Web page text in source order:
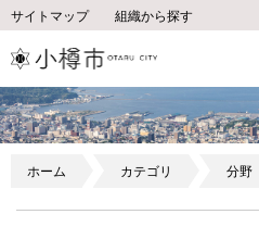
サイトマップ 組織から探す
ホーム カテゴリ 分野